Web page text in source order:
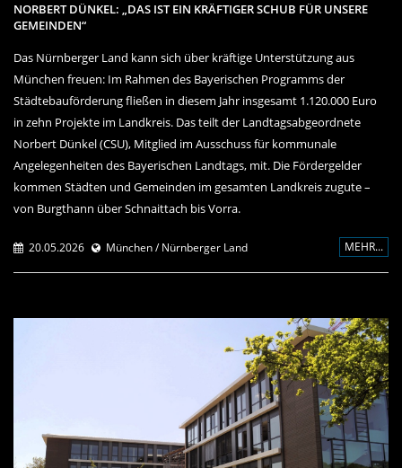
NORBERT DÜNKEL: „DAS IST EIN KRÄFTIGER SCHUB FÜR UNSERE
GEMEINDEN“
Das Nürnberger Land kann sich über kräftige Unterstützung aus
München freuen: Im Rahmen des Bayerischen Programms der
Städtebauförderung fließen in diesem Jahr insgesamt 1.120.000 Euro
in zehn Projekte im Landkreis. Das teilt der Landtagsabgeordnete
Norbert Dünkel (CSU), Mitglied im Ausschuss für kommunale
Angelegenheiten des Bayerischen Landtags, mit. Die Fördergelder
kommen Städten und Gemeinden im gesamten Landkreis zugute –
von Burgthann über Schnaittach bis Vorra.
20.05.2026 München / Nürnberger Land MEHR...